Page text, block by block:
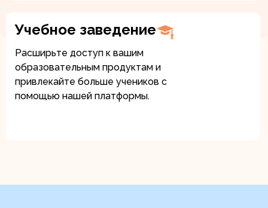
Учебное заведение
Расширьте доступ к вашим
образовательным продуктам и
привлекайте больше учеников с
помощью нашей платформы.